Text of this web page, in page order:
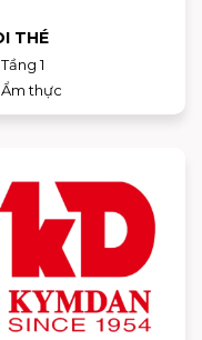
THÉ
Tầng 1
Ẩm thực